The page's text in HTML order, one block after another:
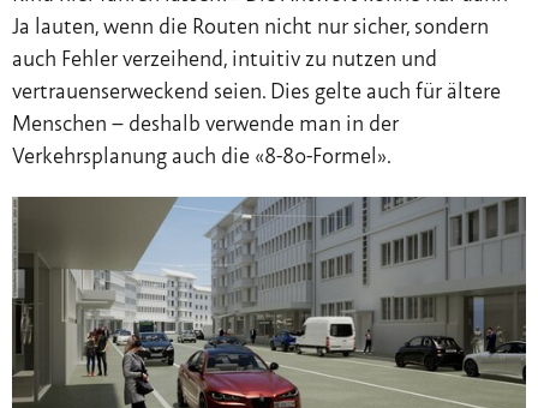
Ja lauten, wenn die Routen nicht nur sicher, sondern
auch Fehler verzeihend, intuitiv zu nutzen und
vertrauenserweckend seien. Dies gelte auch für ältere
Menschen – deshalb verwende man in der
Verkehrsplanung auch die «8-80-Formel».